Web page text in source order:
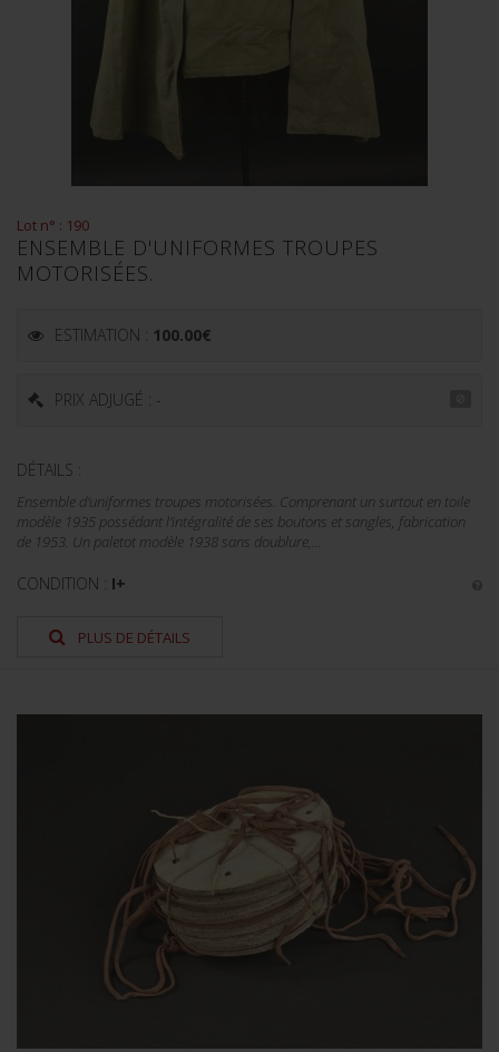
Lot n° : 190
ENSEMBLE D'UNIFORMES TROUPES
MOTORISÉES.
ESTIMATION : 100.00€
PRIX ADJUGÉ : -
DÉTAILS :
Ensemble d'uniformes troupes motorisées. Comprenant un surtout en toile
modèle 1935 possédant l'intégralité de ses boutons et sangles, fabrication
de 1953. Un paletot modèle 1938 sans doublure,...
CONDITION : I+
PLUS DE DÉTAILS